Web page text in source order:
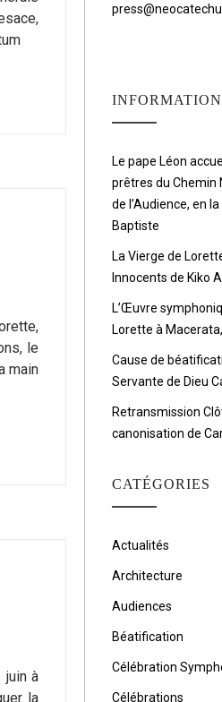
le
main
juin à
la
Le pape Léon
prêtres du Chemin
de l’Audience, en
Baptiste
La Vierge de
Innocents de Kiko
L’Œuvre
Lorette à
Cause de
Servante de Dieu
Retransmission
canonisation de
CATÉGORIES
Actualités
Architecture
Audiences
Béatification
Célébration
Célébrations